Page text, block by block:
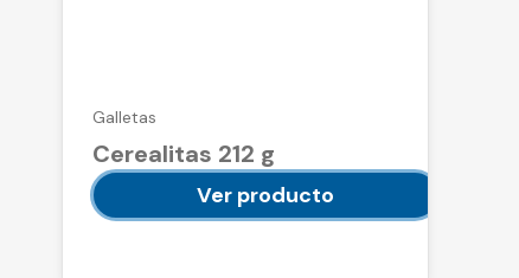
Galletas
Cerealitas 212 g